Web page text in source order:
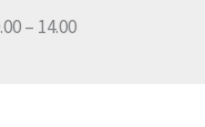
– 14.00